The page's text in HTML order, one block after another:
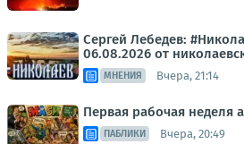
Сергей Лебедев:
06.08.2026 от
МНЕНИЯ Вчера, 21:14
Первая рабочая неделя
ПАБЛИКИ Вчера, 20:49